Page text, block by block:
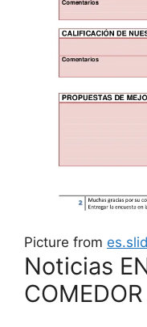
Picture from
Noticias
COMEDOR